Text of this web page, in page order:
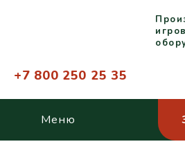
+7 800 250 25 35
Меню